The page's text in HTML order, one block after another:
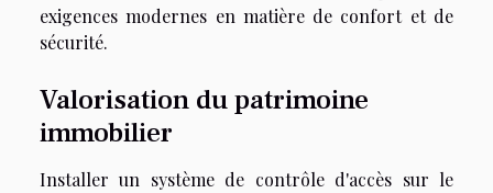
exigences modernes en matière de confort et de
sécurité.
Valorisation du patrimoine
immobilier
Installer un système de contrôle d'accès sur le